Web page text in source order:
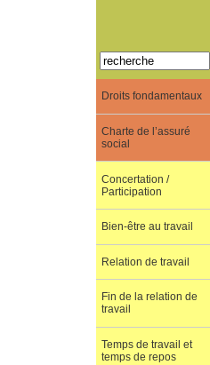
À propos
Droits fondamentaux
Charte de l’assuré
social
Concertation /
Participation
Bien-être au travail
Relation de travail
Fin de la relation de
travail
Temps de travail et
temps de repos